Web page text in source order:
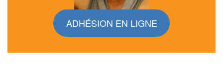
ADHÉSION EN LIGNE